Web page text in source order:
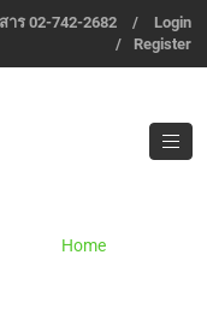
ร 02-742-2682 /
Login
/
Register
Home